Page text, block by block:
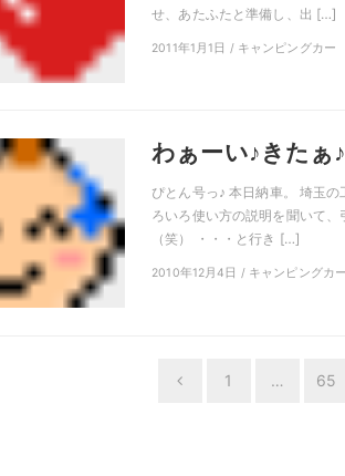
せ、あたふたと準備し、出 […]
2011年1月1日 / キャンピングカー
わぁーい♪きたぁ♪
ぴとん号っ♪ 本日納車。 埼玉
ろいろ使い方の説明を聞いて
（笑） ・・・と行き […]
2010年12月4日 / キャンピングカー
Previous
1 … 65